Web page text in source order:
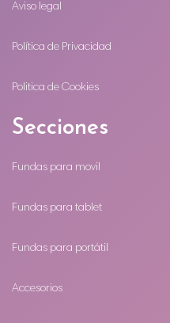
Aviso legal
Política de Privacidad
Politica de Cookies
Secciones
Fundas para movil
Fundas para tablet
Fundas para portátil
Accesorios